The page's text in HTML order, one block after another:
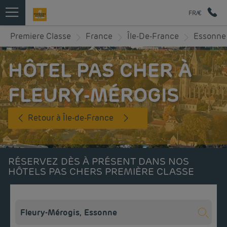
FR/€
Premiere Classe France Île-De-France Essonne
HÔTEL PAS CHER À
FLEURY-MÉROGIS
Retour à Île-de-France
RÉSERVEZ DÈS À PRÉSENT DANS NOS
HÔTELS PAS CHERS PREMIÈRE CLASSE